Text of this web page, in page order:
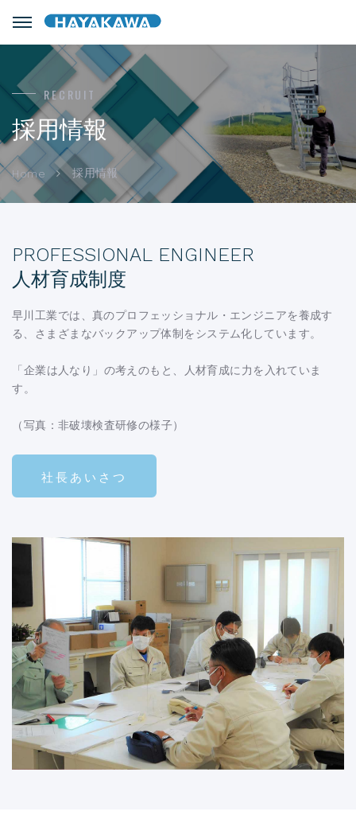
RECRUIT
採用情報
Home 採用情報
PROFESSIONAL ENGINEER
人材育成制度
早川工業では、真のプロフェッショナル・エンジニアを養成す
る、さまざまなバックアップ体制をシステム化しています。
「企業は人なり」の考えのもと、人材育成に力を入れていま
す。
（写真：非破壊検査研修の様子）
社長あいさつ